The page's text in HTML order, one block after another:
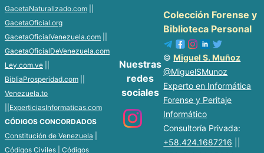
GacetaNaturalizado.com
GacetaOficial.org
GacetaOficialVenezuela.com
GacetaOficialDeVenezuela.com
Ley.com.ve
BibliaProsperidad.com
Venezuela.to
ExperticiasInformaticas.com
CÓDIGOS CONCORDADOS
Constitución de Venezuela
Códigos Civiles
Códigos
Nuestras
redes
sociales
Colección Forense y
Biblioteca Personal
©Miguel S. Muñoz
@MiguelSMunoz
Experto en Informática
Forense y Peritaje
Informático
Consultoría Privada:
+58.424.1687216